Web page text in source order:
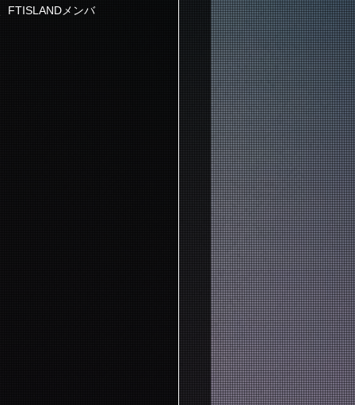
FTISLANDメンバ